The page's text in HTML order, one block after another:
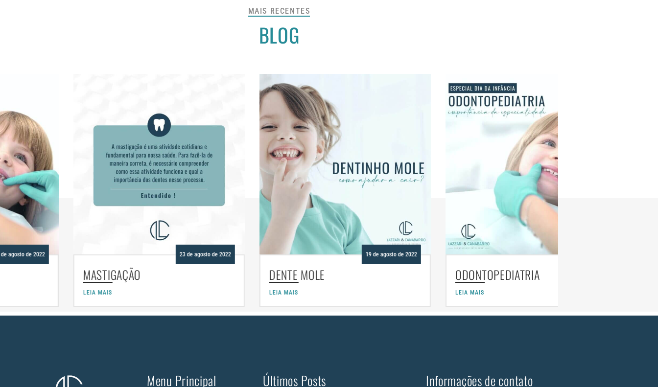
MAIS RECENTES
BLOG
23 de agosto de 2022 19 de agosto de 2022 24 de agosto de 2022
ODONTOPEDIATRIA
Menu Principal Últimos Posts Informações de contato